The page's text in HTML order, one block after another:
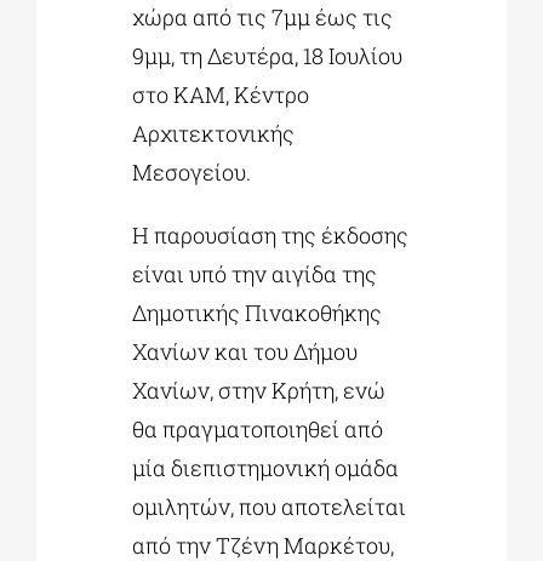
χώρα από τις 7μμ έως τις
9μμ, τη Δευτέρα, 18 Ιουλίου
στο ΚΑΜ, Κέντρο
Αρχιτεκτονικής
Μεσογείου.
Η παρουσίαση της έκδοσης
είναι υπό την αιγίδα της
Δημοτικής Πινακοθήκης
Χανίων και του Δήμου
Χανίων, στην Κρήτη, ενώ
θα πραγματοποιηθεί από
μία διεπιστημονική ομάδα
ομιλητών, που αποτελείται
από την Τζένη Μαρκέτου,